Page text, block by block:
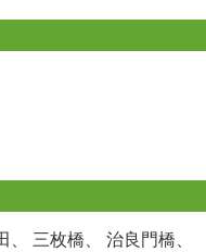
三枚橋、 治良門橋、